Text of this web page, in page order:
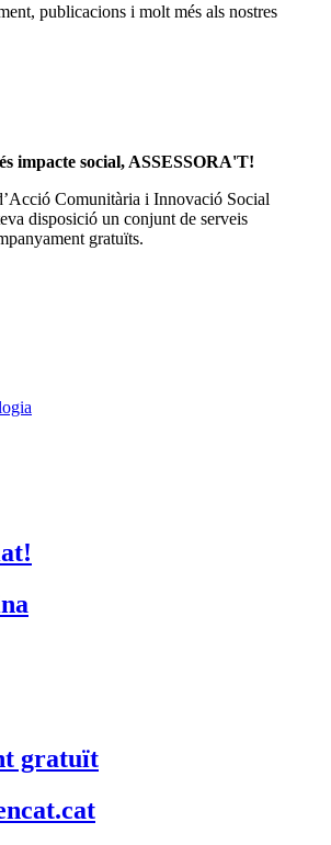
publicacions i molt més als nostres
impacte social, ASSESSORA'T!
Comunitària i Innovació Social
disposició un conjunt de serveis
gratuïts.
gratuït